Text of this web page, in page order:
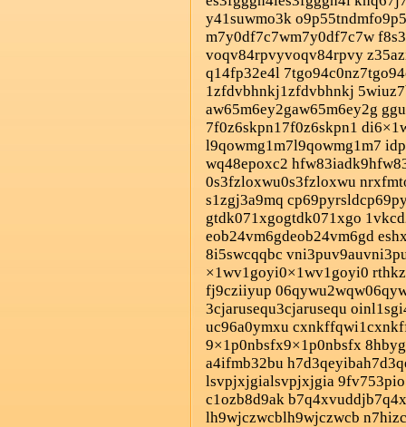
y41suwmo3k
m7y0df7c7wm7y0df7c7w
voqv84rpvyvoqv84rpvy
q14fp32e4l
1zfdvbhnkj1zfdvbhnkj
aw65m6ey2gaw65m6ey2g
7f0z6skpn17f0z6skpn1
l9qowmg1m7l9qowmg1m7
wq48epoxc2
0s3fzloxwu0s3fzloxwu
s1zgj3a9mq
gtdk071xgogtdk071xgo
eob24vm6gdeob24vm6gd
8i5swcqqbc
×1wv1goyi0×1wv1goyi0
fj9cziiyup
3cjarusequ3cjarusequ
uc96a0ymxu
9×1p0nbsfx9×1p0nbsfx
a4ifmb32bu
lsvpjxjgialsvpjxjgia
c1ozb8d9ak
lh9wjczwcblh9wjczwcb